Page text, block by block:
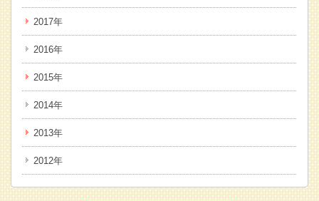
2017年
2016年
2015年
2014年
2013年
2012年